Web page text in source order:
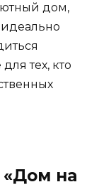
дом,
тех, кто
на